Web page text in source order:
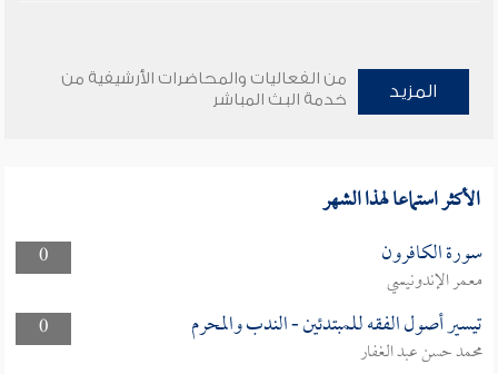
المزيد
من الفعاليات والمحاضرات الأرشيفية من
خدمة البث المباشر
الأكثر استماعا لهذا الشهر
0 سورة الكافرون
معمر الإندونيسي
0
تيسير أصول الفقه للمبتدئين - الندب والمحرم
محمد حسن عبد الغفار